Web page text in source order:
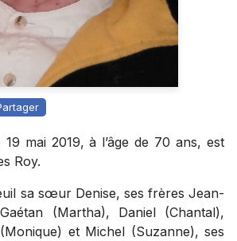
mai 2019, à l’âge de 70 ans, est
Roy.
sa sœur Denise, ses frères Jean-
(Martha), Daniel (Chantal),
et Michel (Suzanne), ses